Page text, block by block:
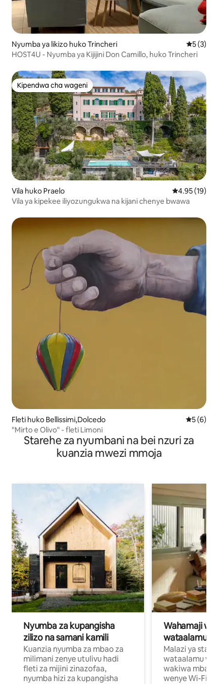
Nyumba ya likizo huko Trincheri
5 (3)
HOST4U - Nyumba ya Kijijini Don Camillo, huko Trincheri
Kipendwa cha wageni
Kipendwa cha wageni
Vila huko Praelo Ukadiriaji wa
4.95 (19)
Vila ya kipekee iliyozungukwa na kijani chenye bwawa
Fleti huko Bellissimi,Dolcedo
5 (6)
"Mirto e Olivo" - fleti Limoni
Starehe za nyumbani na bei nzuri za
kuanzia mwezi mmoja
Nyumba za kupangisha
zilizo na samani kamili
Kuanzia nyumba za mbao za
milimani zenye utulivu hadi
fleti za mijini zinazofaa,
nyumba hizi za kupangisha
Wahamaji
wataalamu
Malazi ya
wataalamu
wakiwa mbali
wenye Wi-Fi